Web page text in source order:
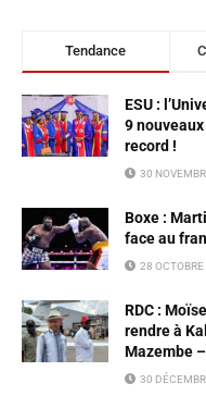
Tendance
ESU :
9
record !
30
Boxe :
face au
28
RDC :
rendre à
Mazembe
30